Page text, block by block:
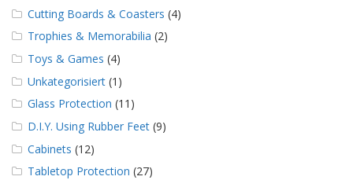
k
t
Cutting Boards & Coasters (4)
Trophies & Memorabilia (2)
Toys & Games (4)
Unkategorisiert (1)
Glass Protection (11)
D.I.Y. Using Rubber Feet (9)
Cabinets (12)
Tabletop Protection (27)